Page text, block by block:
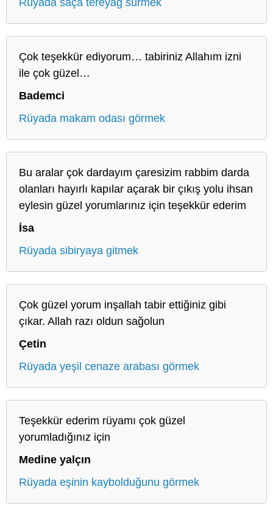
Çok teşekkür ediyorum… tabiriniz Allahım izni
ile çok güzel…
Bademci
Rüyada makam odası görmek
Bu aralar çok dardayım çaresizim rabbim darda
olanları hayırlı kapılar açarak bir çıkış yolu ihsan
eylesin güzel yorumlarınız için teşekkür ederim
İsa
Rüyada sibiryaya gitmek
Çok güzel yorum inşallah tabir ettiğiniz gibi
çıkar. Allah razı oldun sağolun
Çetin
Rüyada yeşil cenaze arabası görmek
Teşekkür ederim rüyamı çok güzel
yorumladığınız için
Medine yalçın
Rüyada eşinin kaybolduğunu görmek